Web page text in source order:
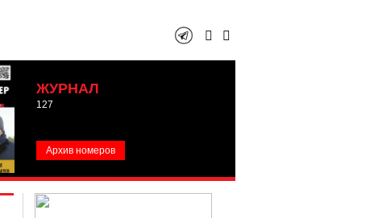
ЖУРНАЛ
127
Архив номеров